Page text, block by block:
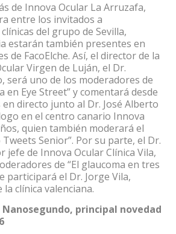
de Innova Ocular La Arruzafa,
entre los invitados a
clínicas del grupo de Sevilla,
estarán también presentes en
de FacoElche. Así, el director de la
Virgen de Luján, el Dr.
será uno de los moderadores de
en Eye Street” y comentará desde
en directo junto al Dr. José Alberto
en el centro canario Innova
quien también moderará el
Tweets Senior”. Por su parte, el Dr.
jefe de Innova Ocular Clínica Vila,
de “El glaucoma en tres
participará el Dr. Jorge Vila,
clínica valenciana.
Nanosegundo, principal novedad